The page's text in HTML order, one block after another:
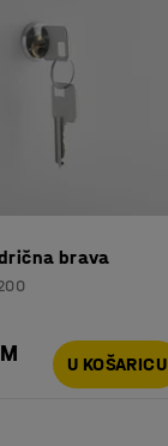
brava
U KOŠARICU